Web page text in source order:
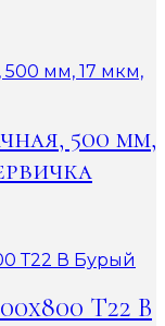
500 мм,
Т22 В